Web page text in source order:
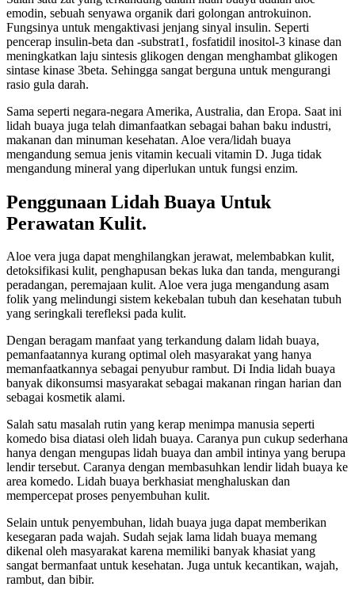
emodin, sebuah senyawa organik dari golongan antrokuinon.
Fungsinya untuk mengaktivasi jenjang sinyal insulin. Seperti
pencerap insulin-beta dan -substrat1, fosfatidil inositol-3 kinase dan
meningkatkan laju sintesis glikogen dengan menghambat glikogen
sintase kinase 3beta. Sehingga sangat berguna untuk mengurangi
rasio gula darah.
Sama seperti negara-negara Amerika, Australia, dan Eropa. Saat ini
lidah buaya juga telah dimanfaatkan sebagai bahan baku industri,
makanan dan minuman kesehatan. Aloe vera/lidah buaya
mengandung semua jenis vitamin kecuali vitamin D. Juga tidak
mengandung mineral yang diperlukan untuk fungsi enzim.
Penggunaan Lidah Buaya Untuk
Perawatan Kulit.
Aloe vera juga dapat menghilangkan jerawat, melembabkan kulit,
detoksifikasi kulit, penghapusan bekas luka dan tanda, mengurangi
peradangan, peremajaan kulit. Aloe vera juga mengandung asam
folik yang melindungi sistem kekebalan tubuh dan kesehatan tubuh
yang seringkali terefleksi pada kulit.
Dengan beragam manfaat yang terkandung dalam lidah buaya,
pemanfaatannya kurang optimal oleh masyarakat yang hanya
memanfaatkannya sebagai penyubur rambut. Di India lidah buaya
banyak dikonsumsi masyarakat sebagai makanan ringan harian dan
sebagai kosmetik alami.
Salah satu masalah rutin yang kerap menimpa manusia seperti
komedo bisa diatasi oleh lidah buaya. Caranya pun cukup sederhana
hanya dengan mengupas lidah buaya dan ambil intinya yang berupa
lendir tersebut. Caranya dengan membasuhkan lendir lidah buaya ke
area komedo. Lidah buaya berkhasiat menghaluskan dan
mempercepat proses penyembuhan kulit.
Selain untuk penyembuhan, lidah buaya juga dapat memberikan
kesegaran pada wajah. Sudah sejak lama lidah buaya memang
dikenal oleh masyarakat karena memiliki banyak khasiat yang
sangat bermanfaat untuk kesehatan. Juga untuk kecantikan, wajah,
rambut, dan bibir.